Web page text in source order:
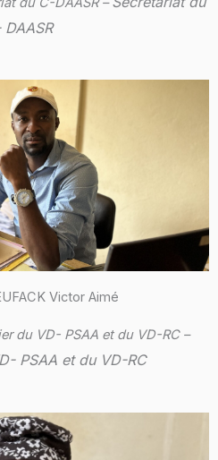
DAASR
Victor Aimé
du VD- PSAA et du VD-RC –
PSAA et du VD-RC